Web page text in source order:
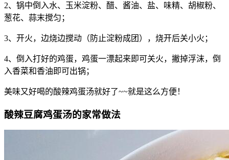
2、锅中倒入水、玉米淀粉、醋、酱油、盐、味精、胡椒粉、
葱花、蒜末搅匀；
3、开火，边烧边搅动（防止淀粉成团），烧开后关小火；
4、倒入打好的鸡蛋，鸡蛋一漂起来即可关火，撇掉浮沫，倒
入香菜和香油即可出锅；
美味又好喝的酸辣鸡蛋汤就好了~~就是这么方便！
酸辣豆腐鸡蛋汤的家常做法